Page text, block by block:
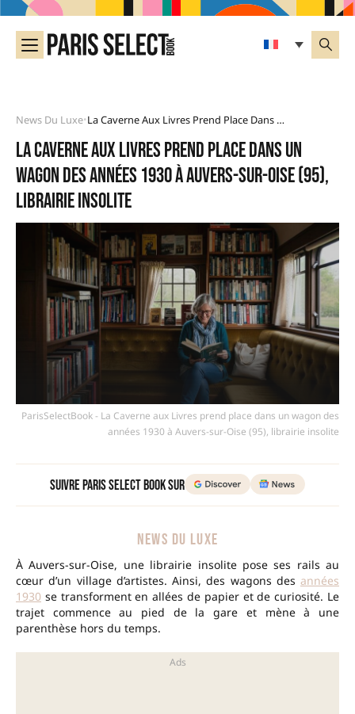
News Du Luxe• La Caverne Aux Livres Prend Place Dans Un Wagon Des Années 1930 À Auvers-Sur-Oise (95), Librairie Insolite
La Caverne aux Livres prend place dans un
wagon des années 1930 à Auvers-sur-Oise (95),
librairie insolite
ParisSelectBook - La Caverne aux Livres prend place dans un wagon des
années 1930 à Auvers-sur-Oise (95), librairie insolite
Suivre Paris Select Book sur
NEWS DU LUXE
À Auvers-sur-Oise, une librairie insolite pose ses rails au
cœur d’un village d’artistes. Ainsi, des wagons des années
1930 se transforment en allées de papier et de curiosité. Le
trajet commence au pied de la gare et mène à une
parenthèse hors du temps.